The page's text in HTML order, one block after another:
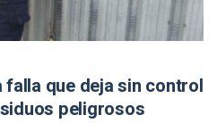
que deja sin control
peligrosos